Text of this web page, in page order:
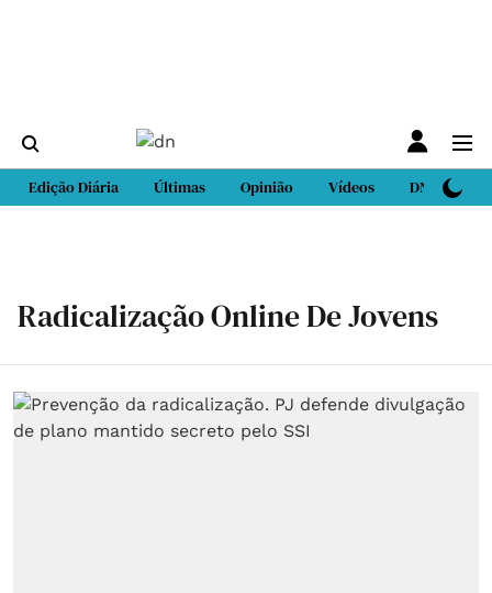
Edição Diária Últimas Opinião Vídeos DN Sport
Radicalização Online De Jovens